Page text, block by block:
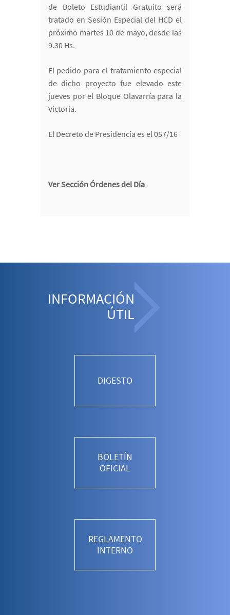
de Boleto Estudiantil Gratuito será
tratado en Sesión Especial del HCD el
próximo martes 10 de mayo, desde las
9.30 Hs.
El pedido para el tratamiento especial
de dicho proyecto fue elevado este
jueves por el Bloque Olavarría para la
Victoria.
El Decreto de Presidencia es el 057/16
Ver Sección Órdenes del Día
INFORMACIÓN
ÚTIL
DIGESTO
BOLETÍN
OFICIAL
REGLAMENTO
INTERNO